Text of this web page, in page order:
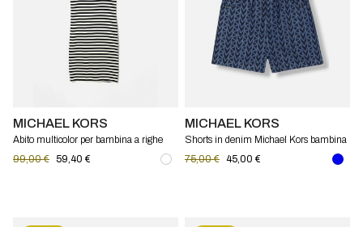
MICHAEL KORS
Abito multicolor per bambina a righe
Michael Kors
99,00 € 59,40 €
MICHAEL KORS
Shorts in denim Michael Kors bambina
75,00 € 45,00 €